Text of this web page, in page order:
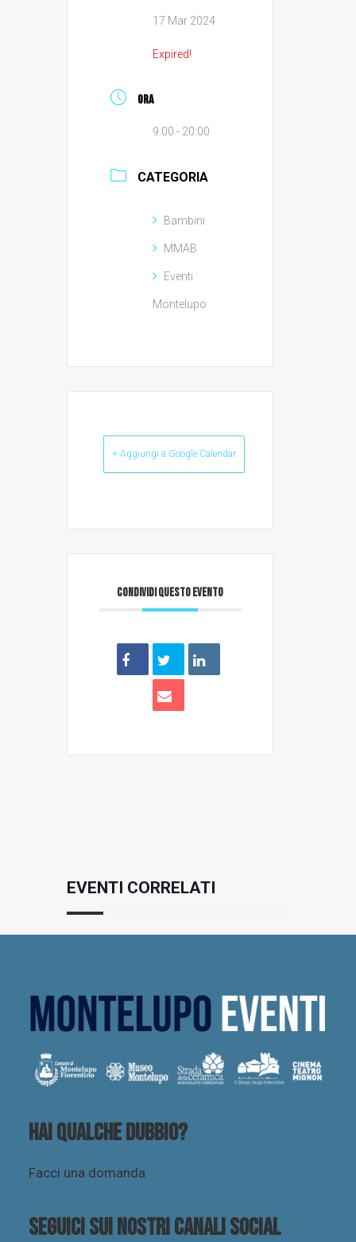
17 Mar 2024
Expired!
ORA
9:00 - 20:00
CATEGORIA
Bambini
MMAB
Eventi
Montelupo
+ Aggiungi a Google Calendar
CONDIVIDI QUESTO EVENTO
EVENTI CORRELATI
Hai qualche dubbio?
Facci una domanda
Seguici sui nostri canali social